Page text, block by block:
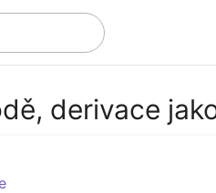
derivace